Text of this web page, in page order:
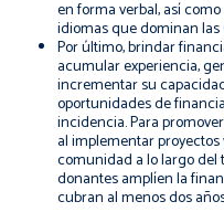
en forma verbal, así
idiomas que dominan las
Por último, brindar
acumular experiencia,
incrementar su
oportunidades de
incidencia. Para
al implementar
comunidad a lo largo del
donantes amplíen la
cubran al menos dos